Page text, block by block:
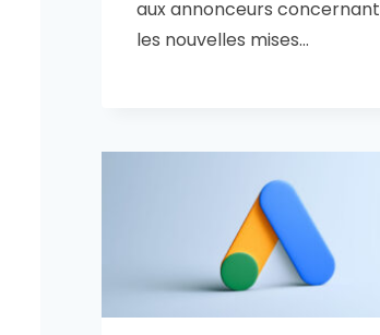
aux annonceurs concernant
les nouvelles mises…